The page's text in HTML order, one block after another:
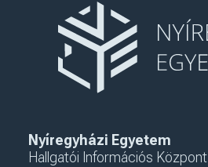
Nyíregyházi Egyetem
Hallgatói Információs Központ